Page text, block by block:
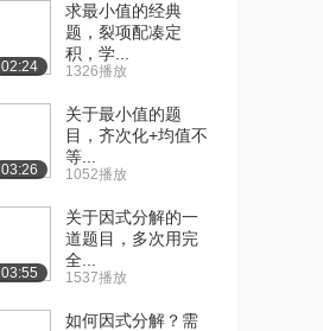
02:24
求最小值的经典
题，裂项配凑定
积，学...
1326播放
03:26
关于最小值的题
目，齐次化+均值不
等...
1052播放
03:55
关于因式分解的一
道题目，多次用完
全...
1537播放
如何因式分解？需